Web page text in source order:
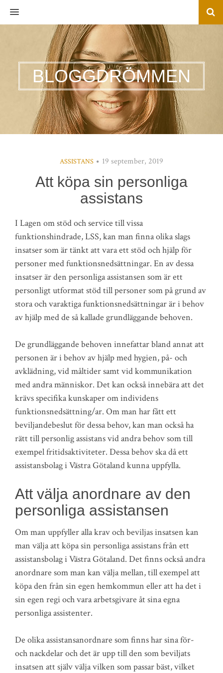
MENU
BLOGGDRÖMMEN
ASSISTANS 19 september, 2019
Att köpa sin personliga
assistans
I Lagen om stöd och service till vissa
funktionshindrade, LSS, kan man finna olika slags
insatser som är tänkt att vara ett stöd och hjälp för
personer med funktionsnedsättningar. En av dessa
insatser är den personliga assistansen som är ett
personligt utformat stöd till personer som på grund av
stora och varaktiga funktionsnedsättningar är i behov
av hjälp med de så kallade grundläggande behoven.
De grundläggande behoven innefattar bland annat att
personen är i behov av hjälp med hygien, på- och
avklädning, vid måltider samt vid kommunikation
med andra människor. Det kan också innebära att det
krävs specifika kunskaper om individens
funktionsnedsättning/ar. Om man har fått ett
beviljandebeslut för dessa behov, kan man också ha
rätt till personlig assistans vid andra behov som till
exempel fritidsaktiviteter. Dessa behov ska då ett
assistansbolag i Västra Götaland kunna uppfylla.
Att välja anordnare av den
personliga assistansen
Om man uppfyller alla krav och beviljas insatsen kan
man välja att köpa sin personliga assistans från ett
assistansbolag i Västra Götaland. Det finns också andra
anordnare som man kan välja mellan, till exempel att
köpa den från sin egen hemkommun eller att ha det i
sin egen regi och vara arbetsgivare åt sina egna
personliga assistenter.
De olika assistansanordnare som finns har sina för-
och nackdelar och det är upp till den som beviljats
insatsen att själv välja vilken som passar bäst, vilket